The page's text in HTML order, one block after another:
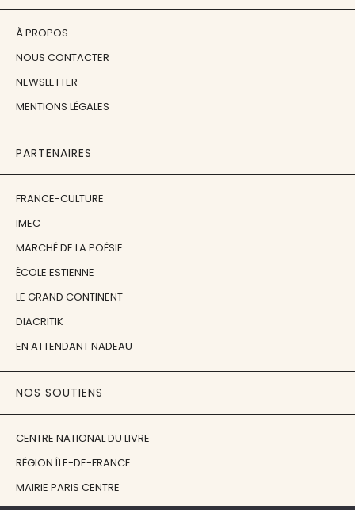
À PROPOS
NOUS CONTACTER
NEWSLETTER
MENTIONS LÉGALES
PARTENAIRES
FRANCE-CULTURE
IMEC
MARCHÉ DE LA POÉSIE
ÉCOLE ESTIENNE
LE GRAND CONTINENT
DIACRITIK
EN ATTENDANT NADEAU
NOS SOUTIENS
CENTRE NATIONAL DU LIVRE
RÉGION ÎLE-DE-FRANCE
MAIRIE PARIS CENTRE